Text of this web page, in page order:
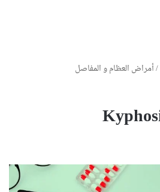
/أمراض العظام و المفاصل